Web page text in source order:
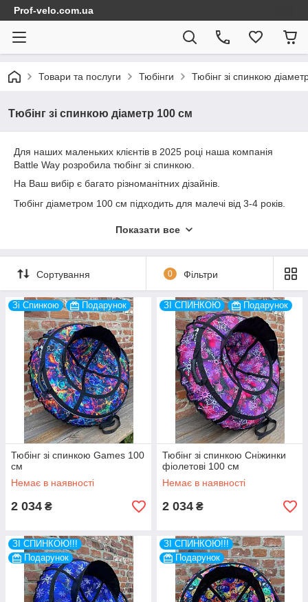
Prof-velo.com.ua
Товари та послуги Тюбінги Тюбінг зі спинкою
Тюбінг зі спинкою діаметр 100 см
Для наших маленьких клієнтів в 2025 році наша компанія
Battle Way розробила тюбінг зі спинкою.
На Ваш вибір є багато різноманітних дізайнів.
Тюбінг діаметром 100 см підходить для малечі від 3-4 років.
Як правильно накачати тюбінг дивиться ролік по ссилці
https://youtu.be/fguKFIJlepg
Показати все
Сортування 0 Фільтри
Зі Спинкою Подарунок
Тюбінг зі спинкою Games 100
см
Немає в наявності
2 034 ₴
ЗІ СПИНКОЮ Подарунок
Тюбінг зі спинкою Сніжинки
фіолетові 100 см
Немає в наявності
2 034 ₴
ЗІ СПИНКОЮ!!!
Подарунок
ЗІ СПИНКОЮ!!!
Подарунок